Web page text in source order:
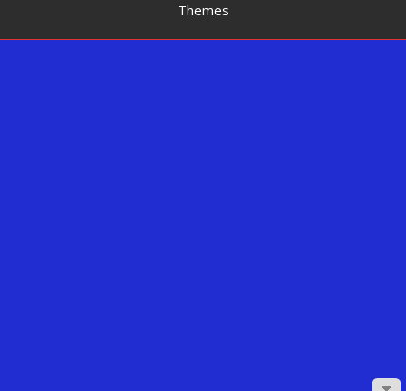
Themes